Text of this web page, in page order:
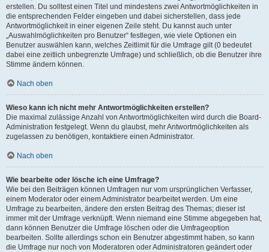
erstellen. Du solltest einen Titel und mindestens zwei Antwortmöglichkeiten in
die entsprechenden Felder eingeben und dabei sicherstellen, dass jede
Antwortmöglichkeit in einer eigenen Zeile steht. Du kannst auch unter
„Auswahlmöglichkeiten pro Benutzer“ festlegen, wie viele Optionen ein
Benutzer auswählen kann, welches Zeitlimit für die Umfrage gilt (0 bedeutet
dabei eine zeitlich unbegrenzte Umfrage) und schließlich, ob die Benutzer ihre
Stimme ändern können.
Nach oben
Wieso kann ich nicht mehr Antwortmöglichkeiten erstellen?
Die maximal zulässige Anzahl von Antwortmöglichkeiten wird durch die Board-
Administration festgelegt. Wenn du glaubst, mehr Antwortmöglichkeiten als
zugelassen zu benötigen, kontaktiere einen Administrator.
Nach oben
Wie bearbeite oder lösche ich eine Umfrage?
Wie bei den Beiträgen können Umfragen nur vom ursprünglichen Verfasser,
einem Moderator oder einem Administrator bearbeitet werden. Um eine
Umfrage zu bearbeiten, ändere den ersten Beitrag des Themas; dieser ist
immer mit der Umfrage verknüpft. Wenn niemand eine Stimme abgegeben hat,
dann können Benutzer die Umfrage löschen oder die Umfrageoption
bearbeiten. Sollte allerdings schon ein Benutzer abgestimmt haben, so kann
die Umfrage nur noch von Moderatoren oder Administratoren geändert oder